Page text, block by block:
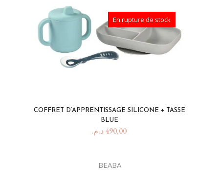
En rupture de stock
COFFRET D’APPRENTISSAGE SILICONE + TASSE
BLUE
490,00 د.م.
BEABA